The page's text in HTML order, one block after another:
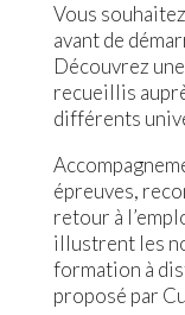
Vous
avant de
Découvrez
recueillis
différents
épreuves,
retour à
illustrent les
formation à
proposé par